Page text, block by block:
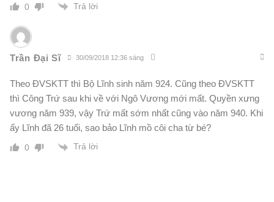
0 Trả lời
Trần Đại Sĩ 30/09/2018 12:36 sáng
Theo ĐVSKTT thì Bộ Lĩnh sinh năm 924. Cũng theo ĐVSKTT
thì Công Trứ sau khi về với Ngô Vương mới mất. Quyền xưng
vương năm 939, vậy Trứ mất sớm nhất cũng vào năm 940. Khi
ấy Lĩnh đã 26 tuổi, sao bảo Lĩnh mồ côi cha từ bé?
0 Trả lời